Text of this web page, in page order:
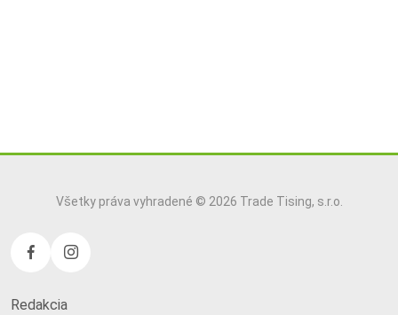
Všetky práva vyhradené © 2026 Trade Tising, s.r.o.
Redakcia